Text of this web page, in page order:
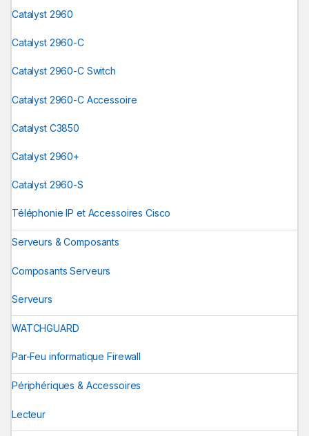
Catalyst 2960
Catalyst 2960-C
Catalyst 2960-C Switch
Catalyst 2960-C Accessoire
Catalyst C3850
Catalyst 2960+
Catalyst 2960-S
Téléphonie IP et Accessoires Cisco
Serveurs & Composants
Composants Serveurs
Serveurs
WATCHGUARD
Par-Feu informatique Firewall
Périphériques & Accessoires
Lecteur